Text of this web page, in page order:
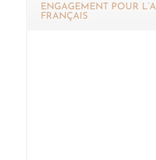
ENGAGEMENT POUR
FRANÇAIS